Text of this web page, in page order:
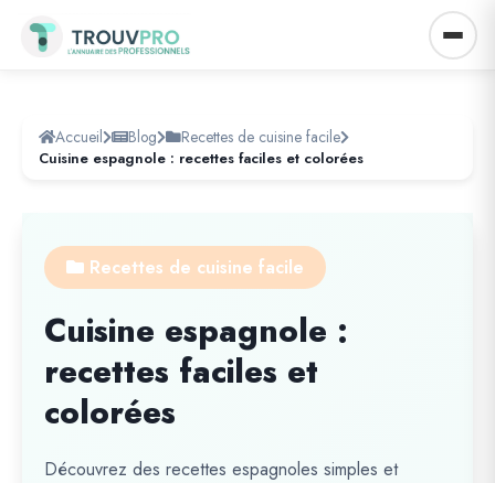
Accueil Blog Recettes de cuisine facile
Cuisine espagnole : recettes faciles et colorées
Recettes de cuisine facile
Cuisine espagnole :
recettes faciles et
colorées
Découvrez des recettes espagnoles simples et